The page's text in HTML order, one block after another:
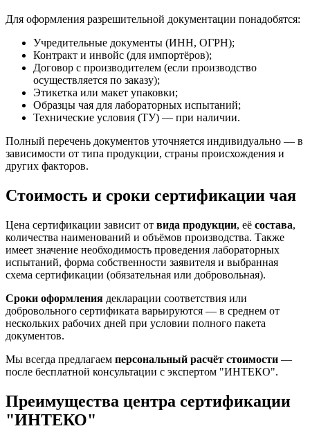
Для оформления разрешительной документации понадобятся:
Учредительные документы (ИНН, ОГРН);
Контракт и инвойс (для импортёров);
Договор с производителем (если производство
осуществляется по заказу);
Этикетка или макет упаковки;
Образцы чая для лабораторных испытаний;
Технические условия (ТУ) — при наличии.
Полный перечень документов уточняется индивидуально — в
зависимости от типа продукции, страны происхождения и
других факторов.
Стоимость и сроки сертификации чая
Цена сертификации зависит от вида продукции, её состава,
количества наименований и объёмов производства. Также
имеет значение необходимость проведения лабораторных
испытаний, форма собственности заявителя и выбранная
схема сертификации (обязательная или добровольная).
Сроки оформления декларации соответствия или
добровольного сертификата варьируются — в среднем от
нескольких рабочих дней при условии полного пакета
документов.
Мы всегда предлагаем персональный расчёт стоимости —
после бесплатной консультации с экспертом "ИНТЕКО".
Преимущества центра сертификации
"ИНТЕКО"